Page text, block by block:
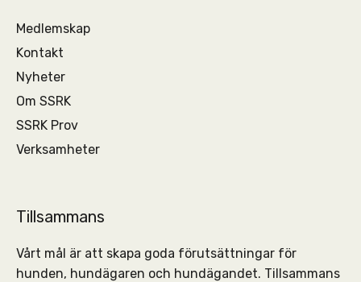
Medlemskap
Kontakt
Nyheter
Om SSRK
SSRK Prov
Verksamheter
Tillsammans
Vårt mål är att skapa goda förutsättningar för
hunden, hundägaren och hundägandet. Tillsammans